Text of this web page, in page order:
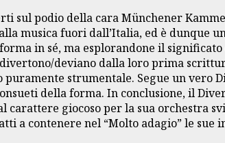
sul podio della cara Münchener
musica fuori dall’Italia, ed è
in sé, ma esplorandone il
deviano dalla loro prima
strumentale. Segue un vero
della forma. In conclusione, il
giocoso per la sua orchestra
a contenere nel “Molto adagio” le